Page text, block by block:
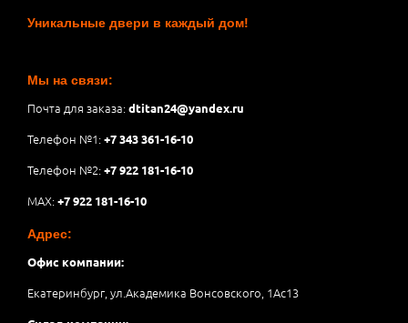
Уникальные двери в каждый дом!
Мы на связи:
Почта для заказа:dtitan24@yandex.ru
Телефон №1:+7 343 361-16-10
Телефон №2:+7 922 181-16-10
MAX:+7 922 181-16-10
Адрес:
Офис компании:
Екатеринбург, ул.Академика Вонсовского, 1Аc13